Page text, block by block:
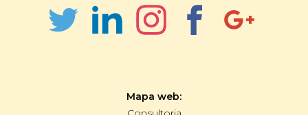
Mapa web: